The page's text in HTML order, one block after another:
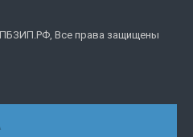
Все права защищены